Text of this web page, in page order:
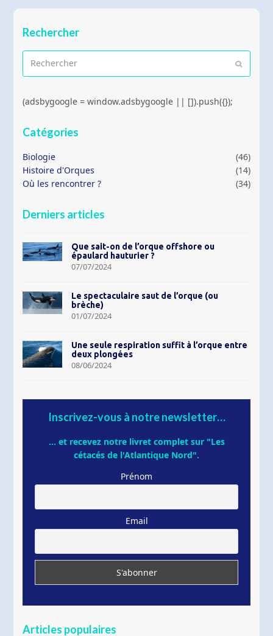
Rechercher
Rechercher
Envoyer
(adsbygoogle = window.adsbygoogle || []).push({});
Catégories
Biologie
(46)
Histoire d'Orques
(14)
Où les rencontrer ?
(34)
Derniers articles
Que sait-on de l’orque offshore ou
épaulard hauturier ?
07/07/2024
Le spectaculaire saut de l’orque (ou
brèche)
01/07/2024
Une seule respiration suffit à l’orque entre
deux plongées
08/06/2024
Inscrivez-vous à notre newsletter…
... et recevez notre livret complet sur "Les
cétacés de l'Atlantique Nord".
Prénom
Email
Articles populaires